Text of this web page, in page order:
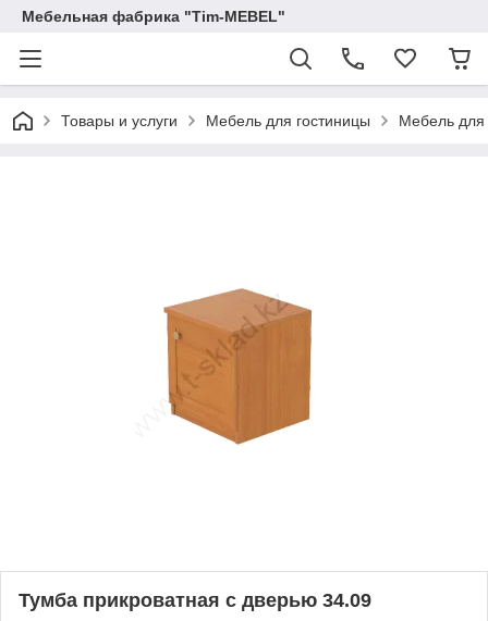
Мебельная фабрика "Tim-MEBEL"
Товары и услуги Мебель для гостиницы Мебель для
Тумба прикроватная с дверью 34.09